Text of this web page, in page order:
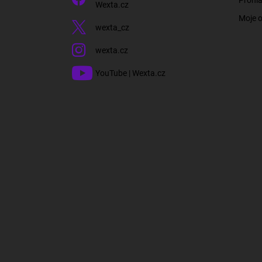
Wexta.cz
wexta_cz
wexta.cz
YouTube | Wexta.cz
Moje